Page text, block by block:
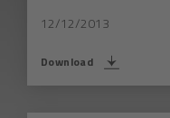
12/12/2013
Download